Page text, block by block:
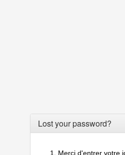
Lost your password?
Merci d'entrer votre